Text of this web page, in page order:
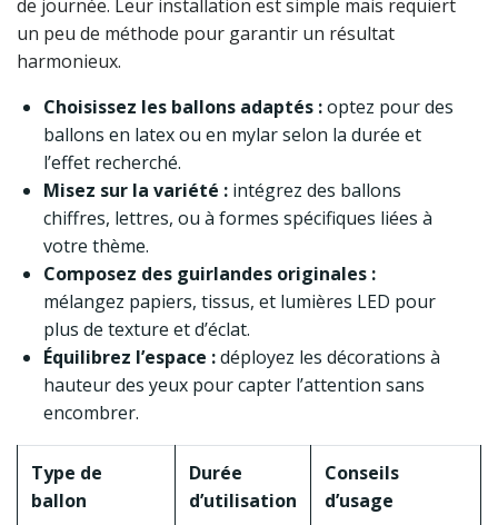
de journée. Leur installation est simple mais requiert
un peu de méthode pour garantir un résultat
harmonieux.
Choisissez les ballons adaptés :optez pour des
ballons en latex ou en mylar selon la durée et
l’effet recherché.
Misez sur la variété : intégrez des ballons
chiffres, lettres, ou à formes spécifiques liées à
votre thème.
Composez des guirlandes originales :
mélangez papiers, tissus, et lumières LED pour
plus de texture et d’éclat.
Équilibrez l’espace :déployez les décorations à
hauteur des yeux pour capter l’attention sans
encombrer.
Type de
ballon
Durée
d’utilisation
Conseils
d’usage